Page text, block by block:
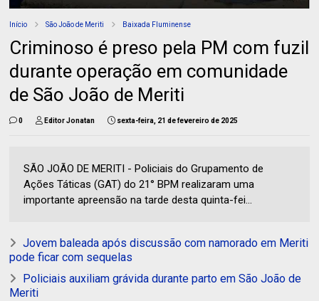
Início São João de Meriti Baixada Fluminense
Criminoso é preso pela PM com fuzil
durante operação em comunidade
de São João de Meriti
0 Editor Jonatan sexta-feira, 21 de fevereiro de 2025
SÃO JOÃO DE MERITI - Policiais do Grupamento de
Ações Táticas (GAT) do 21° BPM realizaram uma
importante apreensão na tarde desta quinta-fei...
Jovem baleada após discussão com namorado em Meriti
pode ficar com sequelas
Policiais auxiliam grávida durante parto em São João de
Meriti